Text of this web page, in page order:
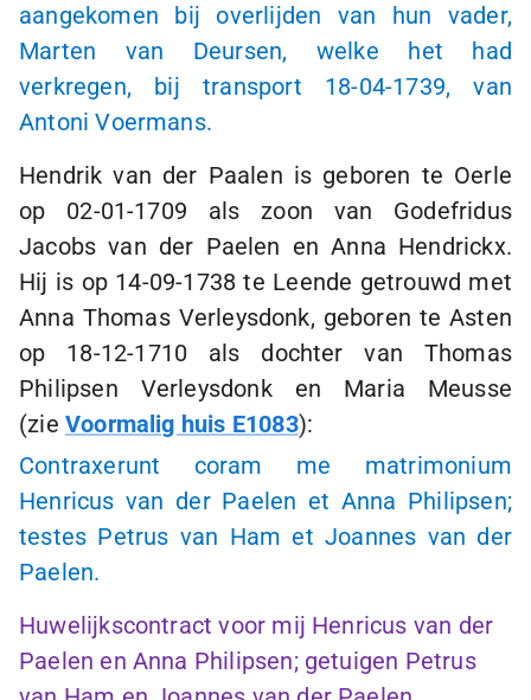
aangekomen bij overlijden van hun vader,
Marten van Deursen, welke het had
verkregen, bij transport 18-04-1739, van
Antoni Voermans.
Hendrik van der Paalen is geboren te Oerle
op 02-01-1709 als zoon van Godefridus
Jacobs van der Paelen en Anna Hendrickx.
Hij is op 14-09-1738 te Leende getrouwd met
Anna Thomas Verleysdonk, geboren te Asten
op 18-12-1710 als dochter van Thomas
Philipsen Verleysdonk en Maria Meusse
(zie Voormalig huis E1083):
Contraxerunt coram me matrimonium
Henricus van der Paelen et Anna Philipsen;
testes Petrus van Ham et Joannes van der
Paelen.
Huwelijkscontract voor mij Henricus van der
Paelen en Anna Philipsen; getuigen Petrus